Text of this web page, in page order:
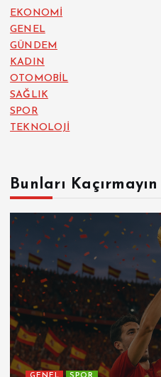
EKONOMİ
GENEL
GÜNDEM
KADIN
OTOMOBİL
SAĞLIK
SPOR
TEKNOLOJİ
Bunları Kaçırmayın